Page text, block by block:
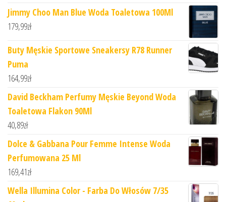
Jimmy Choo Man Blue Woda Toaletowa 100Ml
179,99zł
Buty Męskie Sportowe Sneakersy R78 Runner
Puma
164,99zł
David Beckham Perfumy Męskie Beyond Woda
Toaletowa Flakon 90Ml
40,89zł
Dolce & Gabbana Pour Femme Intense Woda
Perfumowana 25 Ml
169,41zł
Wella Illumina Color - Farba Do Włosów 7/35